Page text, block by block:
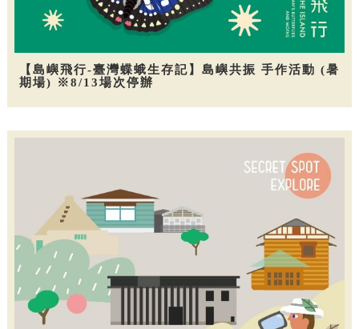
【島嶼飛行-臺灣蝶蛾生存記】島嶼共振 手作活動 (暑
期場) ※8/13場次停辦